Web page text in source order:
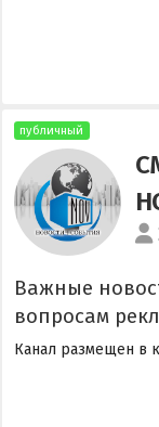
публичный
Важные
вопросам
Канал размещен в